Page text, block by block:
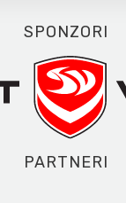
SPONZORI
PARTNERI